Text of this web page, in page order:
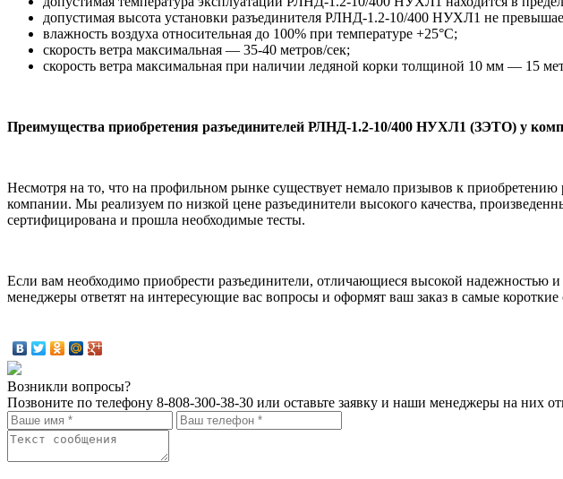
допустимая высота установки разъединителя РЛНД-1.2-10/400 НУХЛ1 не
влажность воздуха относительная до 100% при температуре +25°C;
скорость ветра максимальная — 35-40 метров/сек;
скорость ветра максимальная при наличии ледяной корки толщиной 10 мм — 15
Преимущества приобретения разъединителей РЛНД-1.2-10/400 НУХЛ1 (ЗЭТО) у
Несмотря на то, что на профильном рынке существует немало призывов к
компании. Мы реализуем по низкой цене разъединители высокого качества,
сертифицирована и прошла необходимые тесты.
Если вам необходимо приобрести разъединители, отличающиеся высокой
менеджеры ответят на интересующие вас вопросы и оформят ваш заказ в самые короткие
Возникли вопросы?
Позвоните по телефону 8-808-300-38-30 или оставьте заявку и наши менеджеры на них